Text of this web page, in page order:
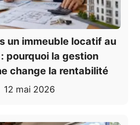
un immeuble locatif au
pourquoi la gestion
change la rentabilité
12 mai 2026